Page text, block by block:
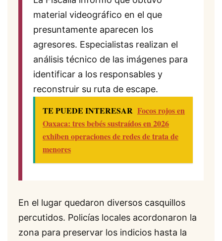
material videográfico en el que
presuntamente aparecen los
agresores. Especialistas realizan el
análisis técnico de las imágenes para
identificar a los responsables y
reconstruir su ruta de escape.
TE PUEDE INTERESAR Focos rojos en
Oaxaca: tres bebés sustraídos en 2026
exhiben operaciones de redes de trata de
menores
En el lugar quedaron diversos casquillos
percutidos. Policías locales acordonaron la
zona para preservar los indicios hasta la